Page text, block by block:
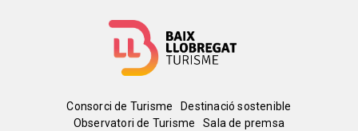
MenúConsorci de Turisme
Destinació sostenible
Observatori de Turisme
Sala de premsa